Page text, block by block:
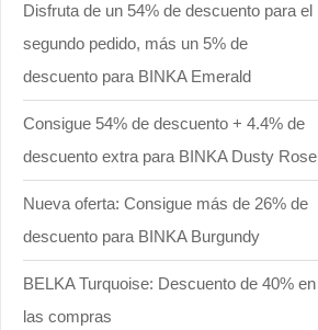
Disfruta de un 54% de descuento para el
segundo pedido, más un 5% de
descuento para BINKA Emerald
Consigue 54% de descuento + 4.4% de
descuento extra para BINKA Dusty Rose
Nueva oferta: Consigue más de 26% de
descuento para BINKA Burgundy
BELKA Turquoise: Descuento de 40% en
las compras